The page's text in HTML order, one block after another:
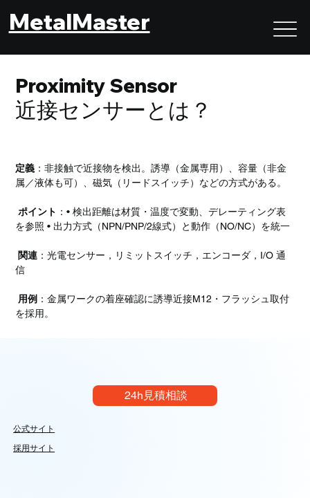
MetalMaster
Proximity Sensor
近接センサーとは？
定義 ：非接触で近接物を検出。誘導（金属専用）、容量（非金
属／液体も可）、磁気（リードスイッチ）などの方式がある。
ポイント ：• 検出距離は材質・温度で変動、デレーティング表
を参照 • 出力方式（NPN/PNP/2線式）と動作（NO/NC）を統一
関連 ：光電センサー，リミットスイッチ，エンコーダ，I/O 通
信
用例 ：金属ワークの着座確認に誘導近接M12・フラッシュ取付
を採用。
24h見積相談
公式サイト
採用サイト